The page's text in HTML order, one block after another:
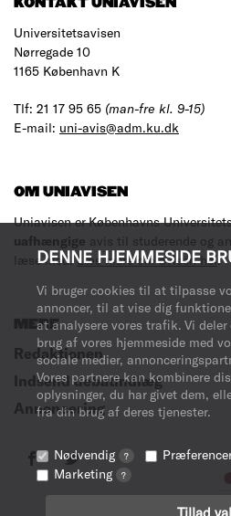
DENNE HJEMMESIDE
Vi bruger cookies til at tilpasse
annoncer, til at vise dig
at analysere vores trafik. Vi
brug af vores hjemmeside med
sociale medier,
Vores partnere kan kombinere
oplysninger, du har givet dem,
fra din brug af deres tjenester.
Nødvendig ?
Marketing ?
Tillad
KONTAKT UNIAVISEN
Universitetsavisen
Nørregade 10
1165 København K
Tlf: 21 17 95 65 (man-fre kl. 9-15)
E-mail: uni-avis@adm.ku.dk
OM UNIAVISEN
Uniavisen er Københavns
uafhængige avis til studerende og
læse med.Læs mere om avisen her.
MERE
Redaktionen
Indsend debatindlæg
Annoncering